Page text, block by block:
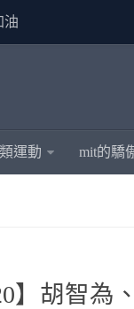
油
運動 mit的驕
】胡智為